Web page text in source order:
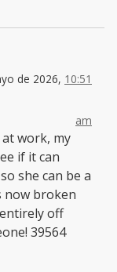
de 2026, 10:51
am
at work, my
if it can
she can be a
now broken
off
39564